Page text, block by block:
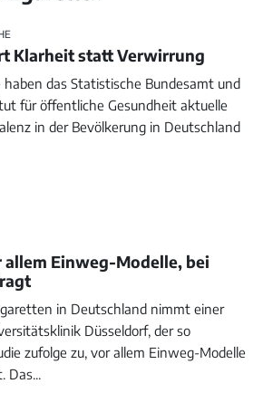
Klarheit statt Verwirrung
haben das Statistische Bundesamt und
für öffentliche Gesundheit aktuelle
in der Bevölkerung in Deutschland
allem Einweg-Modelle, bei
in Deutschland nimmt einer
Düsseldorf, der so
zufolge zu, vor allem Einweg-Modelle
Das...